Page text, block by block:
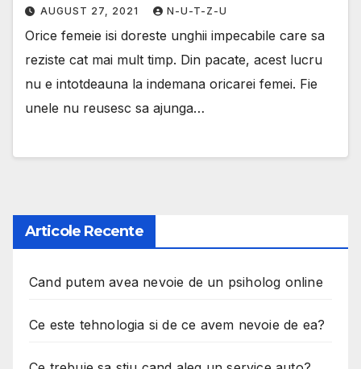
AUGUST 27, 2021 N-U-T-Z-U
Orice femeie isi doreste unghii impecabile care sa
reziste cat mai mult timp. Din pacate, acest lucru
nu e intotdeauna la indemana oricarei femei. Fie
unele nu reusesc sa ajunga…
Articole Recente
Cand putem avea nevoie de un psiholog online
Ce este tehnologia si de ce avem nevoie de ea?